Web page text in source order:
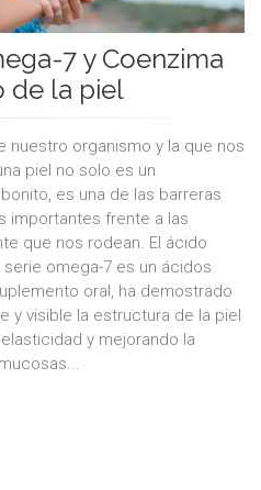
7 y Coenzima
de la piel
nuestro organismo y la que nos
piel no solo es un
es una de las barreras
importantes frente a las
que nos rodean. El ácido
omega-7 es un ácidos
oral, ha demostrado
y visible la estructura de la piel
y mejorando la